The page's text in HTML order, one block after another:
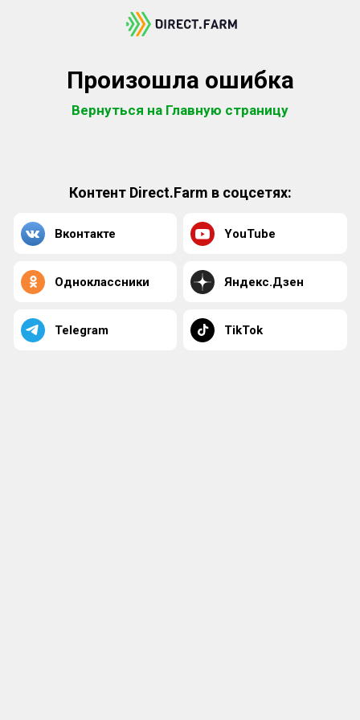
Произошла ошибка
Вернуться на Главную страницу
Контент Direct.Farm в соцсетях:
Вконтакте YouTube
Одноклассники Яндекс.Дзен
Telegram TikTok